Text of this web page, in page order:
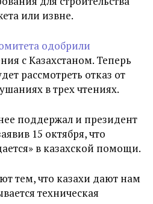
или извне.
одобрили
с Казахстаном. Теперь
рассмотреть отказ от
в трех чтениях.
поддержал и президент
15 октября, что
в казахской помощи.
тем, что казахи дают нам
техническая